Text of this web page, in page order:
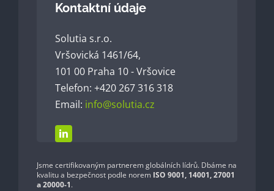
Kontaktní údaje
Solutia s.r.o.
Vršovická 1461/64,
101 00 Praha 10 - Vršovice
Telefon: +420 267 316 318
Email: info@solutia.cz
Jsme certifikovaným partnerem globálních lídrů. Dbáme na
kvalitu a bezpečnost podle norem ISO 9001, 14001, 27001
a 20000-1.